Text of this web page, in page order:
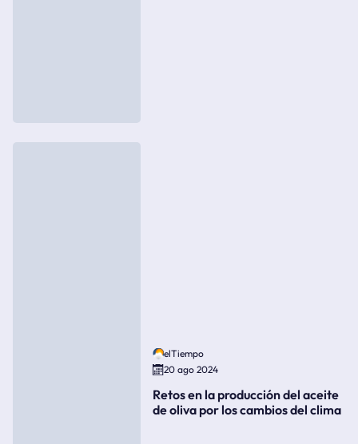
elTiempo
20 ago 2024
Retos en la producción del aceite
de oliva por los cambios del clima